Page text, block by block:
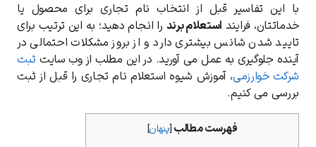
با این تفاسیر قبل از انتخاب نام تجاری برای محصول یا
خدماتتان، فرایند استعلام برند را انجام دهید؛ به این ترتیب برای
تایید شدن شانس بیشتری دارد و از بروز مشکلات احتمالی در
آینده جلوگیری به عمل می آورید. در این مطلب از وب سایت ثبت
شرکت خوارزمی، آموزش شیوه استعلام نام تجاری را قبل از ثبت
بررسی می کنیم.
فهرست مطالب [پنهان]